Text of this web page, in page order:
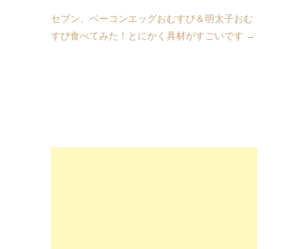
セブン、ベーコンエッグおむすび＆明太子おむ
すび食べてみた！とにかく具材がすごいです →